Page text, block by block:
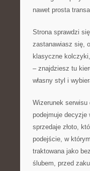
nawet prosta
Strona sprawdzi
zastanawiasz się,
klasyczne
– znajdziesz tu
własny styl i
Wizerunek
podejmuje decyzje
sprzedaje złoto,
podejście, w
traktowana jako
ślubem, przed